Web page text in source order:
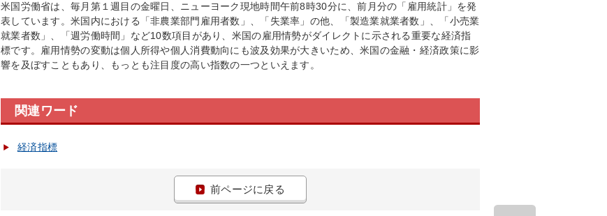
米国労働省は、毎月第１週目の金曜日、ニューヨーク現地時間午前8時30分に、前月分の「雇用統計」を発
表しています。米国内における「非農業部門雇用者数」、「失業率」の他、「製造業就業者数」、「小売業
就業者数」、「週労働時間」など10数項目があり、米国の雇用情勢がダイレクトに示される重要な経済指
標です。雇用情勢の変動は個人所得や個人消費動向にも波及効果が大きいため、米国の金融・経済政策に影
響を及ぼすこともあり、もっとも注目度の高い指数の一つといえます。
関連ワード
経済指標
前ページに戻る